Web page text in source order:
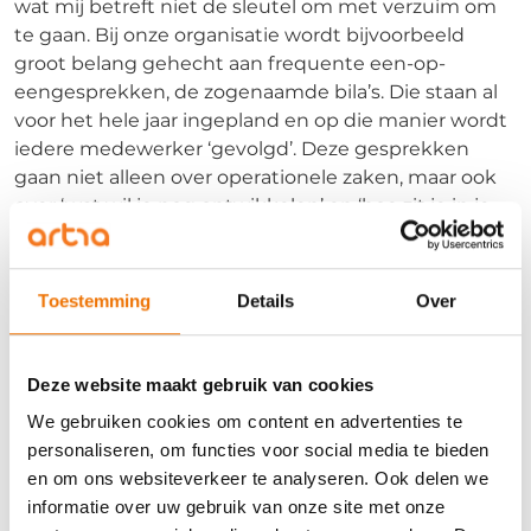
Toestemming Details Over
Deze website maakt gebruik van cookies
We gebruiken cookies om content en advertenties te
personaliseren, om functies voor social media te bieden
en om ons websiteverkeer te analyseren. Ook delen we
informatie over uw gebruik van onze site met onze
wat mij betreft niet de sleutel om met verzuim om
te gaan. Bij onze organisatie wordt bijvoorbeeld
groot belang gehecht aan frequente een-op-
eengesprekken, de zogenaamde bila’s. Die staan al
voor het hele jaar ingepland en op die manier wordt
iedere medewerker ‘gevolgd’. Deze gesprekken
gaan niet alleen over operationele zaken, maar ook
over ‘wat wil je nog ontwikkelen’ en ‘hoe zit je in je
vel’. Dat is rijke informatie en biedt de gelegenheid
om verzuim te zien aankomen en voor een deel voor
te zijn.
zijn …
Wat mij betreft zijn er uiteindelijk twee dingen
essentieel bij het omgaan met verzuim. Ten eerste:
ken de wettelijke regels (dat zijn er meer dan je
denkt!). Ten tweede: zorg dat je vaardig bent